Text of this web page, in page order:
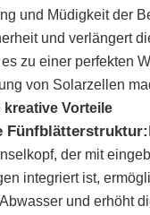
und Müdigkeit der
und verlängert
zu einer perfekten
von Solarzellen
Vorteile
Fünfblätterstruktur:
der mit
integriert ist,
und erhöht